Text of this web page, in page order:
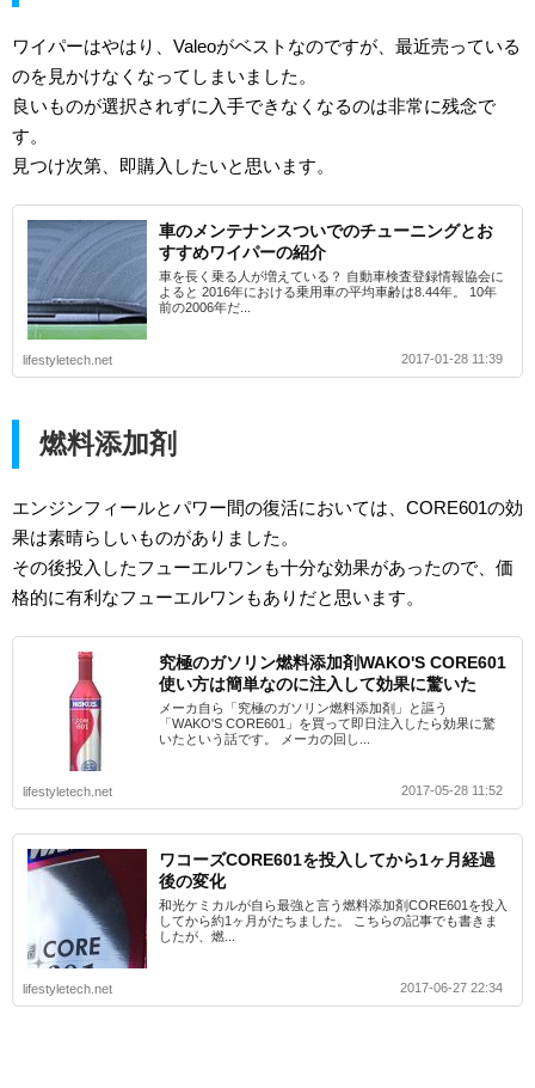
ワイパーはやはり、Valeoがベストなのですが、最近売っている
のを見かけなくなってしまいました。
良いものが選択されずに入手できなくなるのは非常に残念で
す。
見つけ次第、即購入したいと思います。
車のメンテナンスついでのチューニングとお
すすめワイパーの紹介
車を長く乗る人が増えている？ 自動車検査登録情報協会に
よると 2016年における乗用車の平均車齢は8.44年。 10年
前の2006年だ...
lifestyletech.net 2017-01-28 11:39
燃料添加剤
エンジンフィールとパワー間の復活においては、CORE601の効
果は素晴らしいものがありました。
その後投入したフューエルワンも十分な効果があったので、価
格的に有利なフューエルワンもありだと思います。
究極のガソリン燃料添加剤WAKO'S CORE601
使い方は簡単なのに注入して効果に驚いた
メーカ自ら「究極のガソリン燃料添加剤」と謳う
「WAKO'S CORE601」を買って即日注入したら効果に驚
いたという話です。 メーカの回し...
lifestyletech.net 2017-05-28 11:52
ワコーズCORE601を投入してから1ヶ月経過
後の変化
和光ケミカルが自ら最強と言う燃料添加剤CORE601を投入
してから約1ヶ月がたちました。 こちらの記事でも書きま
したが、燃...
lifestyletech.net 2017-06-27 22:34